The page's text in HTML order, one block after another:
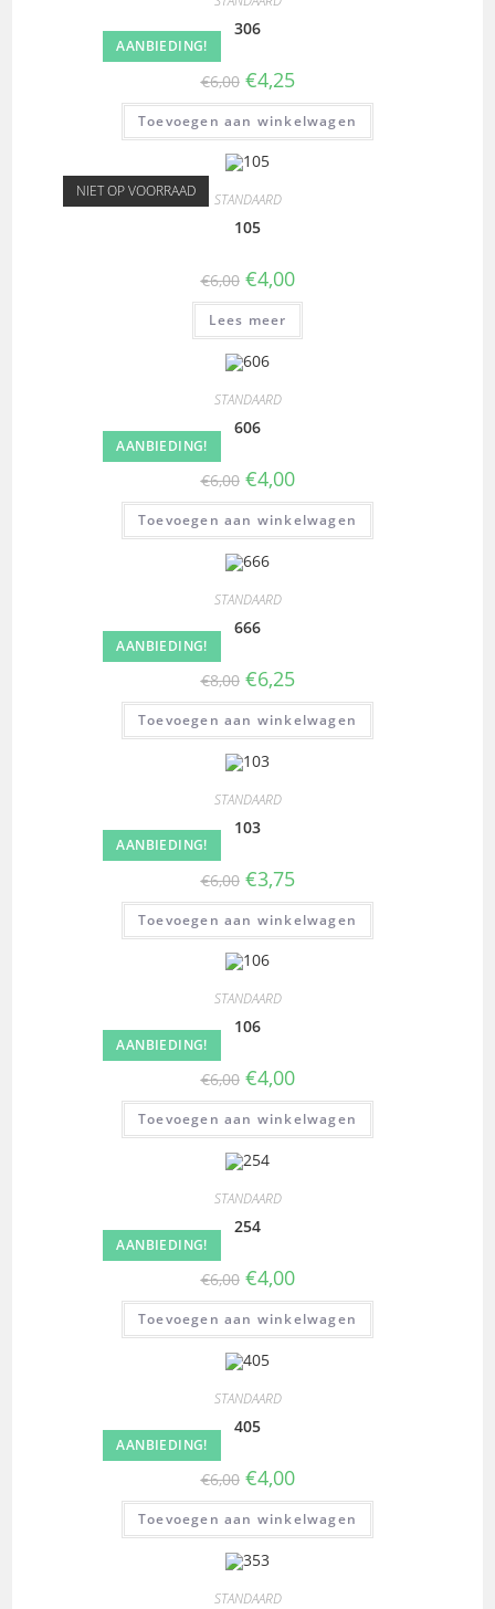
AANBIEDING!
306
€6,00 €4,25
Toevoegen aan winkelwagen
NIET OP VOORRAAD STANDAARD
105
€6,00 €4,00
Lees meer
AANBIEDING!
STANDAARD
606
€6,00 €4,00
Toevoegen aan winkelwagen
AANBIEDING!
STANDAARD
666
€8,00 €6,25
Toevoegen aan winkelwagen
AANBIEDING!
STANDAARD
103
€6,00 €3,75
Toevoegen aan winkelwagen
AANBIEDING!
STANDAARD
106
€6,00 €4,00
Toevoegen aan winkelwagen
AANBIEDING!
STANDAARD
254
€6,00 €4,00
Toevoegen aan winkelwagen
AANBIEDING!
STANDAARD
405
€6,00 €4,00
Toevoegen aan winkelwagen
STANDAARD